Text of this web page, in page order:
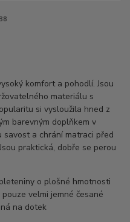
komfort a pohodlí. Jsou
materiálu s
si vysloužila hned z
barevným doplňkem v
savost a chrání matraci před
praktická, dobře se perou
o plošné hmotnosti
velmi jemné česané
na dotek